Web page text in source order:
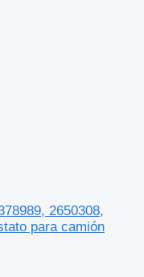
2650308,
para camión